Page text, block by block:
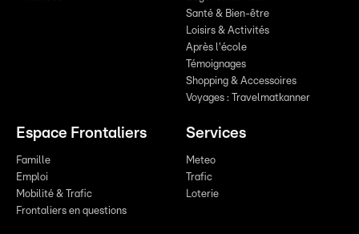
Santé & Bien-être
Loisirs & Activités
Après l'école
Témoignages
Shopping & Accessoires
Voyages : Travelmatkanner
Espace Frontaliers
Famille
Emploi
Mobilité & Trafic
Frontaliers en questions
Services
Meteo
Trafic
Loterie